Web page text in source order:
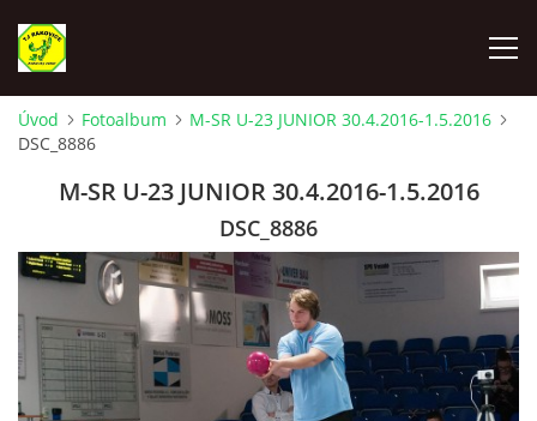
ÚVOD
VYLOSOVANIE - SÚŤAŽNÝ ROČNÍK 2025-2026
TJ RAKOVICE "A"
TJ RAKOVICE "B"
Úvod Fotoalbum
M-SR U-23 JUNIOR 30.4.2016-1.5.2016
DSC_8886
M-SR U-23 JUNIOR 30.4.2016-1.5.2016
DSC_8886